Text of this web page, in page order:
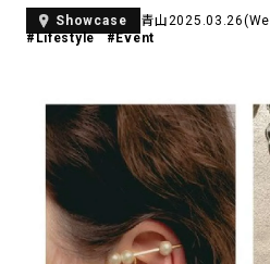
アトレ吉祥寺
KITTE丸の内
⼆⼦⽟川 Dogwood Plaza
横浜赤レンガ倉庫
ルクア⼤阪
Nail Salon4
とした
Spiral Schole
スパイラルが推進するエデュケーシ
ョンプログラム
スパ
リン
Spiral Annual Report プレ
採用情報 お
Showcase 青山
#Lifestyle
#Event